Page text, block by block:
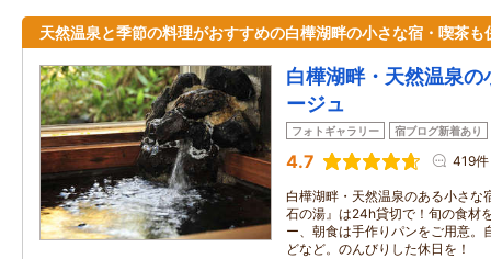
天然温泉と季節の料理がおすすめの白樺湖畔の小さな宿・喫茶も
白樺湖畔・天然温泉
ージュ
フォトギャラリー 宿ブログ新着あり
4.7 419件
白樺湖畔・天然温泉のある小さな
石の湯』は24h貸切で！旬の食材
ー、朝食は手作りパンをご用意。
どなど。のんびりした休日を！